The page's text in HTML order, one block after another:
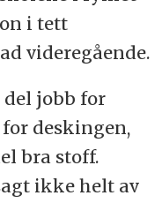
i tett
videregående.
jobb for
deskingen,
bra stoff.
ikke helt av